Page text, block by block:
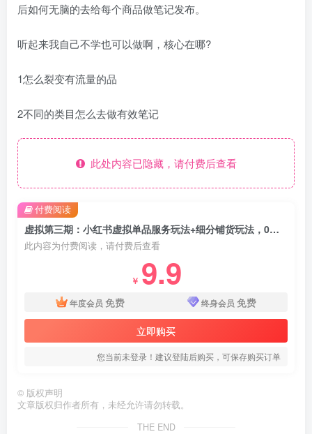
后如何无脑的去给每个商品做笔记发布。
听起来我自己不学也可以做啊，核心在哪?
1怎么裂变有流量的品
2不同的类目怎么去做有效笔记
此处内容已隐藏，请付费后查看
虚拟第三期：小红书虚拟单品服务玩法+细分铺货玩法，0成本，人人可操作(更新)
此内容为付费阅读，请付费后查看
￥ 9.9
年度会员 免费 终身会员 免费
立即购买
您当前未登录！建议登陆后购买，可保存购买订单
付费阅读
© 版权声明
文章版权归作者所有，未经允许请勿转载。
THE END